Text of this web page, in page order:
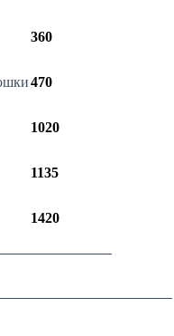
360
470
1020
1135
1420